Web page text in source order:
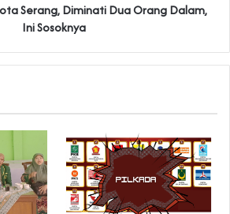
Serang, Diminati Dua Orang Dalam,
Ini Sosoknya